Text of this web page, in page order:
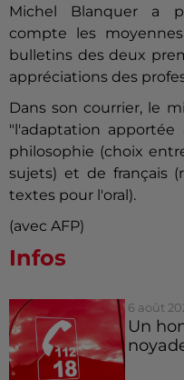
Michel Blanquer a
compte les
bulletins des deux
appréciations des
Dans son courrier, le
"l'adaptation
philosophie (choix
sujets) et de français
textes pour l'oral).
(avec AFP)
Infos
6 août
Un